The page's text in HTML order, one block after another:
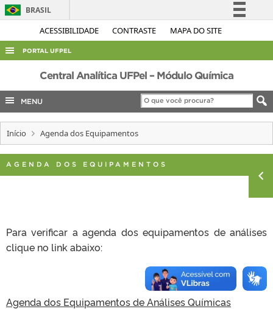
ACESSIBILIDADE CONTRASTE MAPA DO SITE
BRASIL
Simplifique!
Legislação
Canais
PORTAL UFPEL
ACESSO À INFORMAÇÃO
AUDITORIA
COBALTO
CONCURSOS
EDITAIS
INTERNACIONAL
TELEFONES
Central Analítica UFPel – Módulo Química
MENU
Início Agenda dos Equipamentos
AGENDA DOS EQUIPAMENTOS
Para verificar a agenda dos equipamentos de análises
clique no link abaixo:
Agenda dos Equipamentos de Análises Químicas